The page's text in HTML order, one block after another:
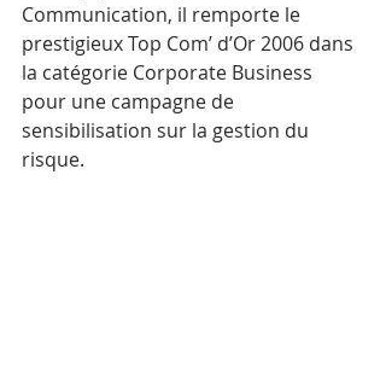
Communication, il remporte le
prestigieux Top Com’ d’Or 2006 dans
la catégorie Corporate Business
pour une campagne de
sensibilisation sur la gestion du
risque.